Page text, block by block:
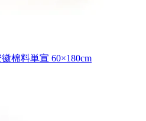
棉料単宣 60×180cm